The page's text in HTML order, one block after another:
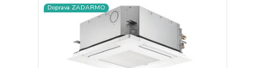
Doprava ZADARMO